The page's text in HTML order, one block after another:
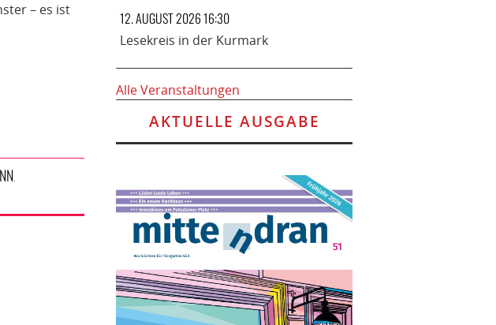
– es ist
,
12. AUGUST 2026 16:30
Lesekreis in der Kurmark
Alle Veranstaltungen
AKTUELLE AUSGABE